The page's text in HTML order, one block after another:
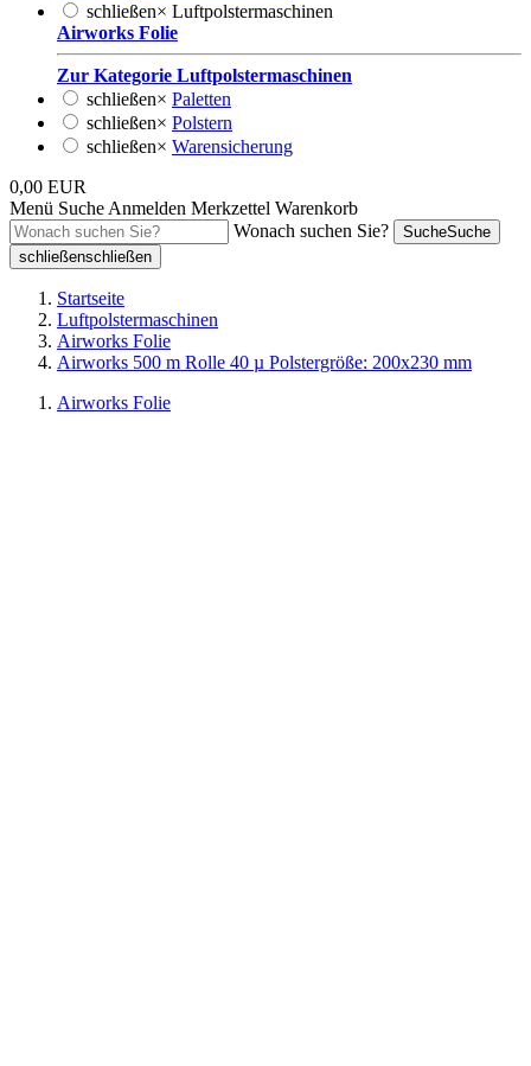
schließen× Luftpolstermaschinen
Airworks Folie
Zur Kategorie Luftpolstermaschinen
schließen× Paletten
schließen× Polstern
schließen× Warensicherung
0,00 EUR
Menü Suche Anmelden Merkzettel Warenkorb
Wonach suchen Sie?
SucheSuche
schließenschließen
Startseite
Luftpolstermaschinen
Airworks Folie
Airworks 500 m Rolle 40 µ Polstergröße: 200x230 mm
Airworks Folie